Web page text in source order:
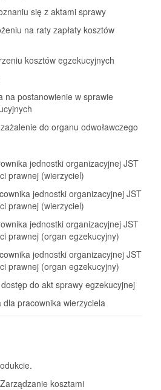
się z aktami sprawy
na raty zapłaty kosztów
kosztów egzekucyjnych
na postanowienie w sprawie
do organu odwoławczego
jednostki organizacyjnej JST
prawnej (wierzyciel)
jednostki organizacyjnej JST
prawnej (wierzyciel)
jednostki organizacyjnej JST
prawnej (organ egzekucyjny)
jednostki organizacyjnej JST
prawnej (organ egzekucyjny)
do akt sprawy egzekucyjnej
pracownika wierzyciela
kosztami